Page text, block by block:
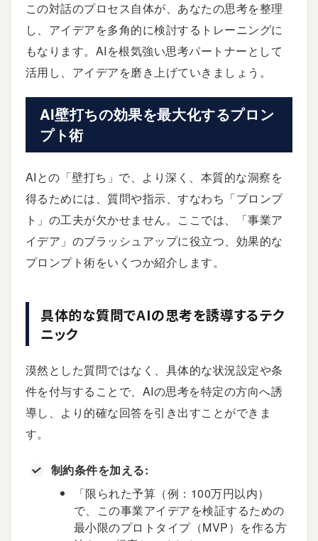
この対話のプロセス自体が、あなたの思考を整理
し、アイデアを多角的に検討するトレーニングに
もなります。AIを根気強い思考パートナーとして
活用し、アイデアを磨き上げていきましょう。
AI壁打ちの効果を最大化するプロン
プト術
AIとの「壁打ち」で、より深く、本質的な洞察を
得るためには、質問や指示、すなわち「プロンプ
ト」の工夫が欠かせません。ここでは、「事業ア
イデア」のブラッシュアップに役立つ、効果的な
プロンプト術をいくつか紹介します。
具体的な質問でAIの思考を誘導するテク
ニック
漠然とした質問ではなく、具体的な状況設定や条
件を付与することで、AIの思考を特定の方向へ誘
導し、より的確な回答を引き出すことができま
す。
制約条件を加える:
「限られた予算（例：100万円以内）
で、この事業アイデアを検証するための
最小限のプロトタイプ（MVP）を作る方